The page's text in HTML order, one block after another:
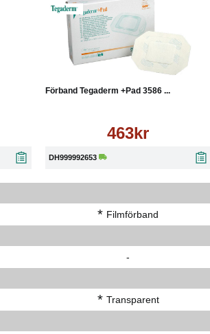
Förband Tegaderm +Pad 3586 ...
463kr
DH999992653
Köp Läs mer
* Filmförband
-
* Transparent